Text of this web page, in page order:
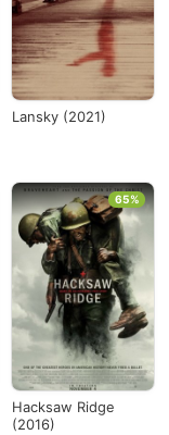
Lansky (2021)
Hacksaw Ridge
(2016)
65%